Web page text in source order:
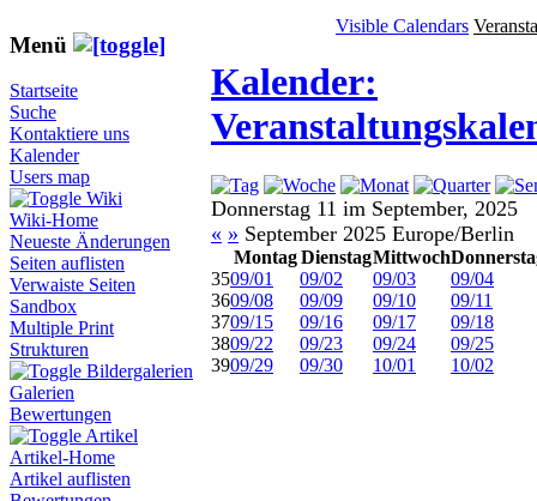
Menü
Startseite
Suche
Kontaktiere uns
Kalender
Users map
Wiki
Wiki-Home
Neueste Änderungen
Seiten auflisten
Verwaiste Seiten
Sandbox
Multiple Print
Strukturen
Bildergalerien
Galerien
Bewertungen
Artikel
Artikel-Home
Artikel auflisten
Visible Calendars
Kalender:
Donnerstag 11 im September, 2025
« » September 2025 Europe/Berlin
Montag DienstagMittwoch
3509/01 09/02 09/03
09/04
3609/08 09/09 09/10
09/11
3709/15 09/16 09/17
09/18
3809/22 09/23 09/24
09/25
3909/29 09/30 10/01 10/02